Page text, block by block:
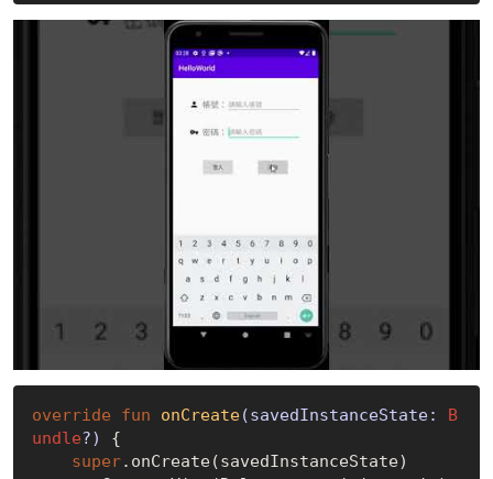
override fun onCreate(savedInstanceState: B
undle?)
{
super.onCreate(savedInstanceState)